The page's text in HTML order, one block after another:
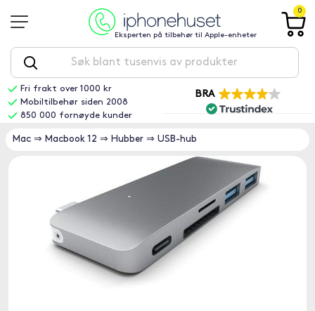
Eksperten på tilbehør til Apple-enheter
0
Fri frakt over 1000 kr
Mobiltilbehør siden 2008
850 000 fornøyde kunder
BRA
Mac ⇒ Macbook 12 ⇒ Hubber ⇒ USB-hub